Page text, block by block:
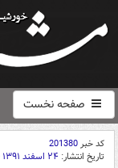
صفحه نخست
کد خبر201380
تاریخ انتشار: ۲۴ اسفند ۱۳۹۱ - ۱۳:۱۶